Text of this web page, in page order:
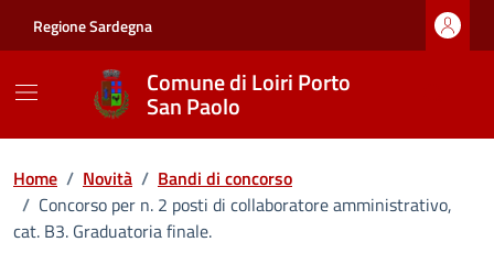
Regione Sardegna
Comune di Loiri Porto
San Paolo
Home / Novità / Bandi di concorso
/ Concorso per n. 2 posti di collaboratore amministrativo,
cat. B3. Graduatoria finale.